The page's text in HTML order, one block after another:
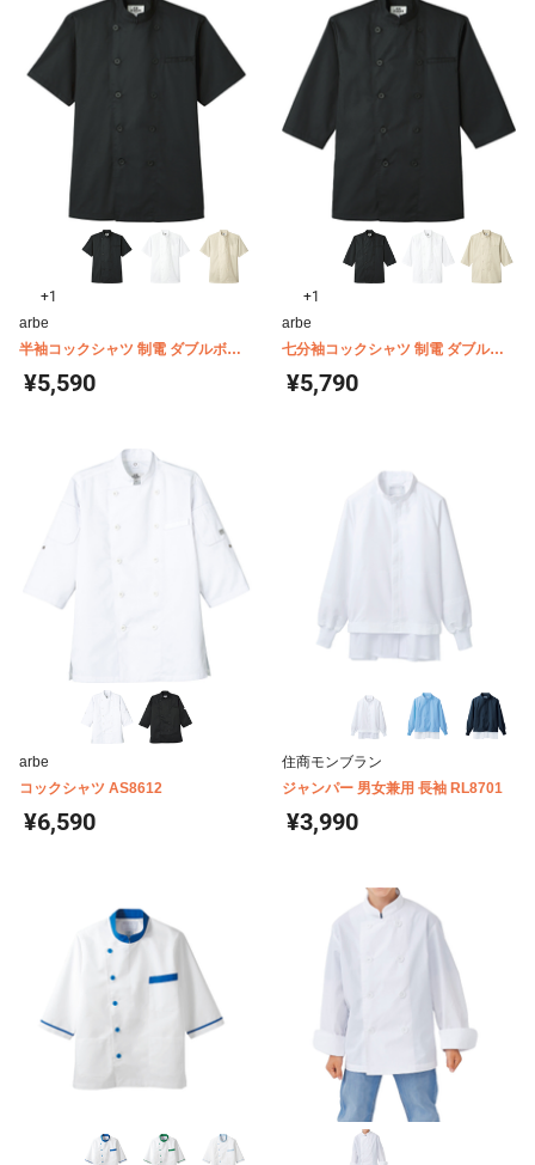
+1
arbe
半袖コックシャツ 制電 ダブルボタ
¥5,590
+1
arbe
七分袖コックシャツ 制電 ダブルボ
¥5,790
arbe
コックシャツ AS8612
¥6,590
住商モンブラン
ジャンパー 男女兼用 長袖 RL8701
¥3,990